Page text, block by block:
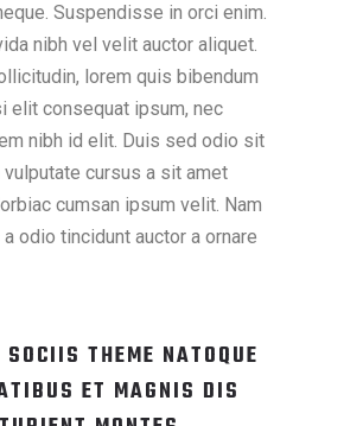
Suspendisse in orci enim.
nibh vel velit auctor aliquet.
lorem quis bibendum
elit consequat ipsum, nec
nibh id elit. Duis sed odio sit
vulputate cursus a sit amet
cumsan ipsum velit. Nam
odio tincidunt auctor a ornare
SOCIIS THEME NATOQUE
ET MAGNIS DIS